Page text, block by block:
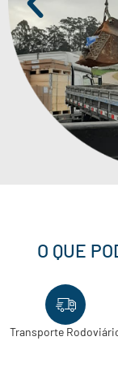
O QUE
Transporte